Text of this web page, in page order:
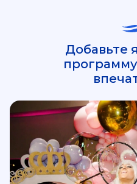
Добавьте